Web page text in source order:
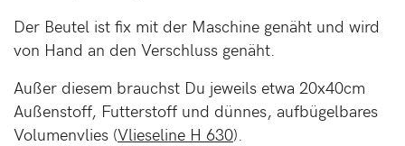
Der Beutel ist fix mit der Maschine genäht und wird
von Hand an den Verschluss genäht.
Außer diesem brauchst Du jeweils etwa 20x40cm
Außenstoff, Futterstoff und dünnes, aufbügelbares
Volumenvlies (Vlieseline H 630).